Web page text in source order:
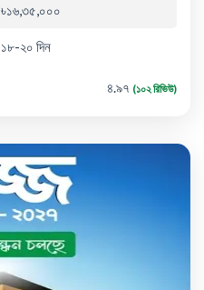
৳১৬,৩৫,০০০
১৮-২০ দিন
৪.৯৭ (১০২ রিভিউ)